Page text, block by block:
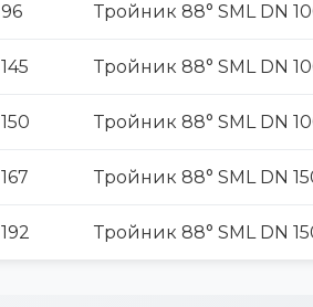
96 Тройник 88° SML DN
145 Тройник 88° SML DN
150 Тройник 88° SML DN
167 Тройник 88° SML DN
192 Тройник 88° SML DN